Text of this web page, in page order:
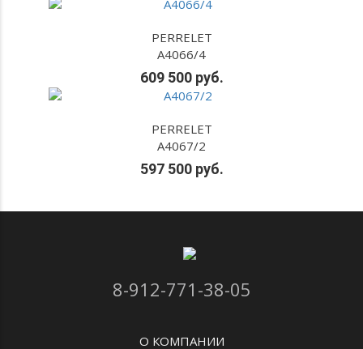
PERRELET
A4066/4
609 500 руб.
PERRELET
A4067/2
597 500 руб.
8-912-771-38-05
О КОМПАНИИ